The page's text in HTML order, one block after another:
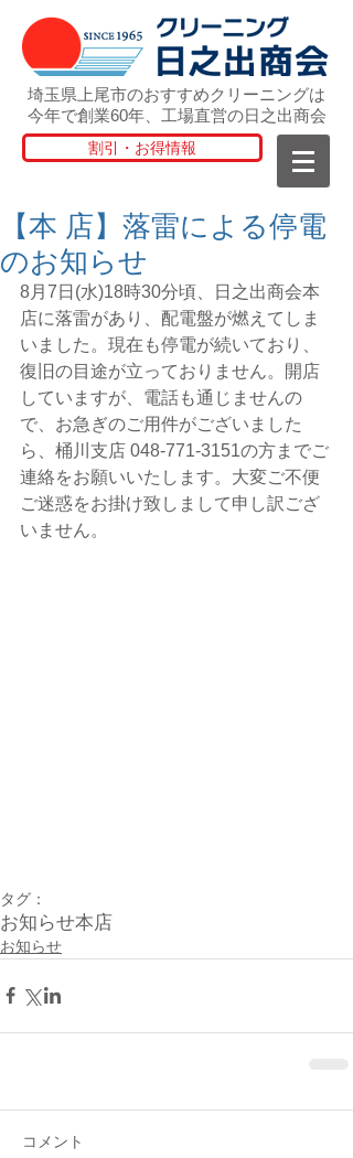
埼玉県上尾市のおすすめクリーニングは
今年で創業60年、工場直営の日之出商会
割引・お得情報
【本 店】落雷による停電
のお知らせ
8月7日(水)18時30分頃、日之出商会本
店に落雷があり、配電盤が燃えてしま
いました。現在も停電が続いており、
復旧の目途が立っておりません。開店
していますが、電話も通じませんの
で、お急ぎのご用件がございました
ら、桶川支店 048-771-3151の方までご
連絡をお願いいたします。大変ご不便
ご迷惑をお掛け致しまして申し訳ござ
いません。
タグ：
お知らせ本店
お知らせ
コメント